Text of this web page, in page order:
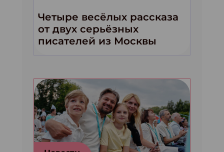
Четыре весёлых рассказа
от двух серьёзных
писателей из Москвы